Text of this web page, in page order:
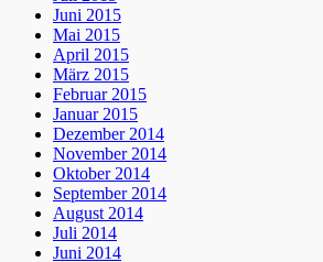
Juni 2015
Mai 2015
April 2015
März 2015
Februar 2015
Januar 2015
Dezember 2014
November 2014
Oktober 2014
September 2014
August 2014
Juli 2014
Juni 2014